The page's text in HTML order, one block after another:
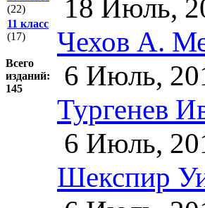
(22)
11 класс
(17)
Всего
изданий:
145
18 Июль,
Чехов А.
6 Июль,
Тургенев
6 Июль,
Шекспир